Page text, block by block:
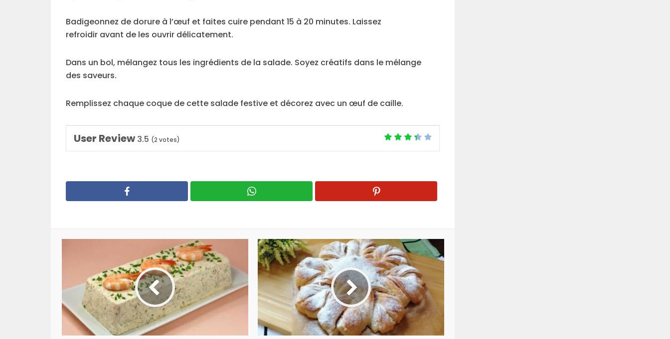
Badigeonnez de dorure à l’œuf et faites cuire pendant 15 à 20 minutes. Laissez
refroidir avant de les ouvrir délicatement.
Dans un bol, mélangez tous les ingrédients de la salade. Soyez créatifs dans le mélange
des saveurs.
Remplissez chaque coque de cette salade festive et décorez avec un œuf de caille.
User Review 3.5 (2 votes)